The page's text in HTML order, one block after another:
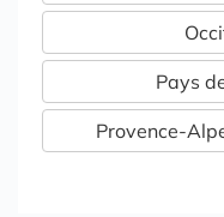
Pays
Provence-